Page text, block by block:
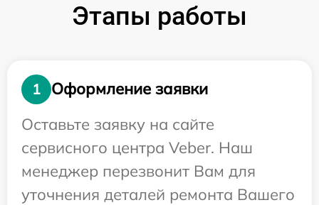
Этапы работы
1
Оформление заявки
Оставьте заявку на сайте
сервисного центра Veber. Наш
менеджер перезвонит Вам для
уточнения деталей ремонта Вашего